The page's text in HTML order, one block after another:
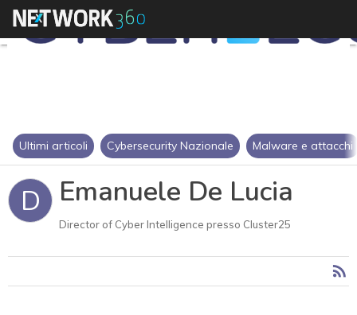
Ultimi articoli Cybersecurity Nazionale Malware e attacchi
D Emanuele De Lucia
Director of Cyber Intelligence presso Cluster25